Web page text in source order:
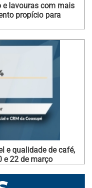
e lavouras com mais
propício para
e qualidade de café,
e 22 de março